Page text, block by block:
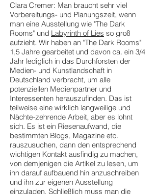
Clara Cremer: Man braucht sehr viel
Vorbereitungs- und Planungszeit, wenn
man eine Ausstellung wie "The Dark
Rooms" und Labyrinth of Lies so groß
aufzieht. Wir haben an "The Dark Rooms"
1,5 Jahre gearbeitet und davon ca. ein 3/4
Jahr lediglich in das Durchforsten der
Medien- und Kunstlandschaft in
Deutschland verbracht, um alle
potenziellen Medienpartner und
Interessenten herauszufinden. Das ist
teilweise eine wirklich langweilige und
Nächte-zehrende Arbeit, aber es lohnt
sich. Es ist ein Riesenaufwand, die
bestimmten Blogs, Magazine etc.
rauszusuchen, dann den entsprechend
wichtigen Kontakt ausfindig zu machen,
von demjenigen die Artikel zu lesen, um
ihn darauf aufbauend hin anzuschreiben
und ihn zur eigenen Ausstellung
einzuladen. Schließlich muss man die